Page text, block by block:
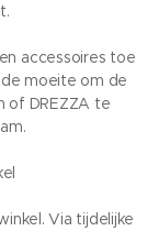
accessoires toe
moeite om de
of DREZZA te
Via tijdelijke